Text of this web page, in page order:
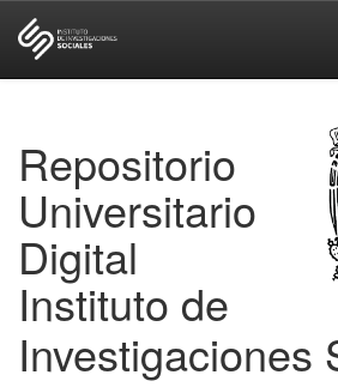
Repositorio
Universitario
Digital
Instituto de
Investigaciones